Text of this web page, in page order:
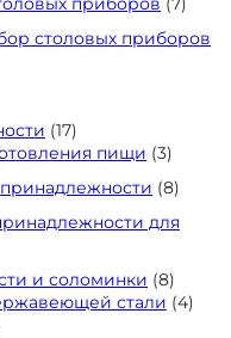
столовых приборов
1717
товаров
пищи 33
88
для
и соломинки 88
стали 44